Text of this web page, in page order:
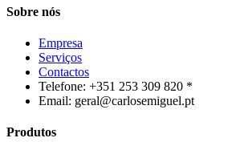
Sobre nós
Empresa
Serviços
Contactos
Telefone: +351 253 309 820 *
Email: geral@carlosemiguel.pt
Produtos